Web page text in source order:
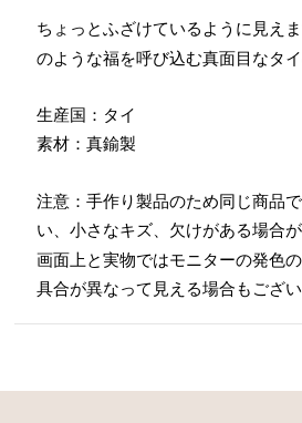
ちょっとふざけているように見え
のような福を呼び込む真面目なタイ
生産国：タイ
素材：真鍮製
注意：手作り製品のため同じ商品
い、小さなキズ、欠けがある場合が
画面上と実物ではモニターの発色
具合が異なって見える場合もござ